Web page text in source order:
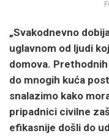
„Svakodnevno
uglavnom od ljudi
domova.
do mnogih kuća
snalazimo kako
pripadnici civilne
efikasnije došli do